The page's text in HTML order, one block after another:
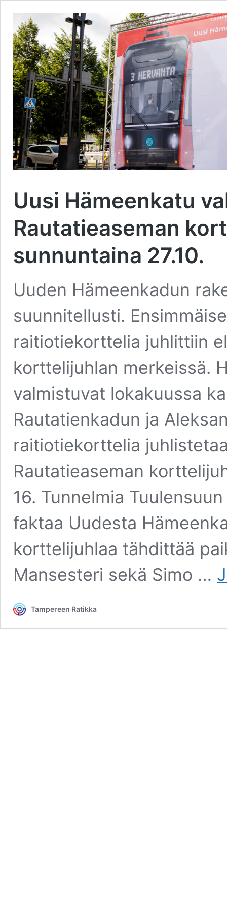
Uusi Hämeenkatu
Rautatieaseman
sunnuntaina 27.10.
Uuden Hämeenkadun
suunnitellusti.
raitiotiekorttelia juhlittiin
korttelijuhlan merkeissä.
valmistuvat lokakuussa
Rautatienkadun ja
raitiotiekorttelia
Rautatieaseman
16. Tunnelmia
faktaa Uudesta
korttelijuhlaa tähdittää
Mansesteri sekä Simo …
Tampereen Ratikka